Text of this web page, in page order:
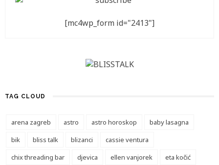
[mc4wp_form id="2413"]
TAG CLOUD
arena zagreb astro astro horoskop
baby lasagna
bik
bliss talk blizanci
cassie ventura
chix threading bar
djevica ellen vanjorek
eta kočić